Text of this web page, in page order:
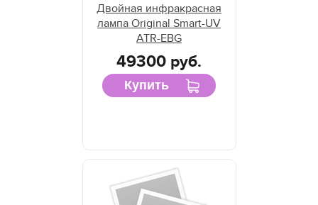
Двойная инфракрасная
лампа Original Smart-UV
ATR-EBG
49300 руб.
Купить